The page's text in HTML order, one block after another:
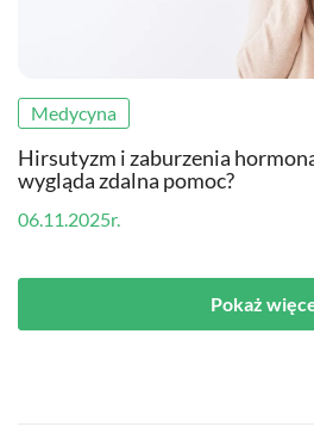
Medycyna
Hirsutyzm i zaburzenia
wygląda zdalna pomoc?
06.11.2025r.
Pokaż